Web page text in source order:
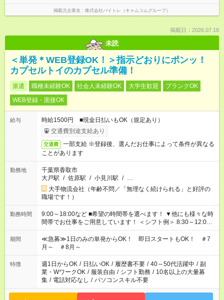
掲載元企業名 株式会社バイトレ（キャムコムグループ）
掲載日：2026.07.18
未読
＜単発＊WEB登録OK！＞指示どおりにポンッ！
カプセルトイのカプセル準備！
派遣 職種未経験OK 社会人未経験OK 大学生歓迎
ブランクOK
WEB登録・面接OK
給与
時給1500円 ■現金日払いもOK（規定あり）
交通費別途支給あり
交通費
一部支給 ※登録後、選んだお仕事によって条件が異なる
ことがあります
勤務地
千葉県香取市
大戸駅 / 佐原駅 / 小見川駅 / …
大手物流会社（年齢不問／「無理なく続けられる」と好評の
職場です！）
勤務時間
9:00～18:00など ■希望の時間帯を選べます！ ▼他にも様々な時
間帯でお仕事をご用意しています！ ＜シフト例＞ 8:30～12:00
17:00～22:00 13:00～22:00 22:00～翌6:00 など
期間
≪急募≫1日のみの単発からOK！ 即日スタートもOK！ ＃7
月～ ＃8月～
特徴 週1日からOK / 日払いOK / 履歴書不要 / 40～50代活躍中 / 副
業・WワークOK / 服装自由 / シフト勤務 / 10名以上の大量募
集 / 電話対応なし / パソコンスキル不要